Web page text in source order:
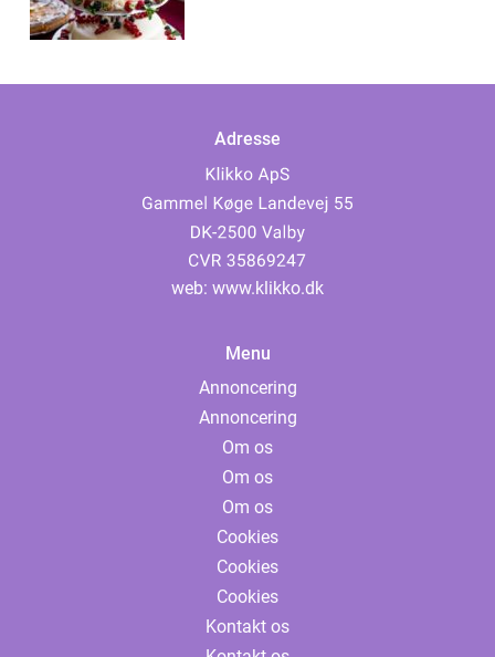
Adresse
web: www.klikko.dk
Menu
Annoncering
Annoncering
Om os
Om os
Om os
Cookies
Cookies
Cookies
Kontakt os